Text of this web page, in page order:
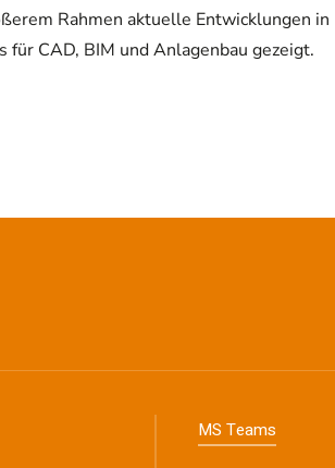
Rahmen aktuelle Entwicklungen in
CAD, BIM und Anlagenbau gezeigt.
MS Teams